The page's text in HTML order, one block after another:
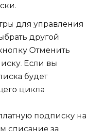
для управления
другой
Отменить
Если вы
будет
цикла